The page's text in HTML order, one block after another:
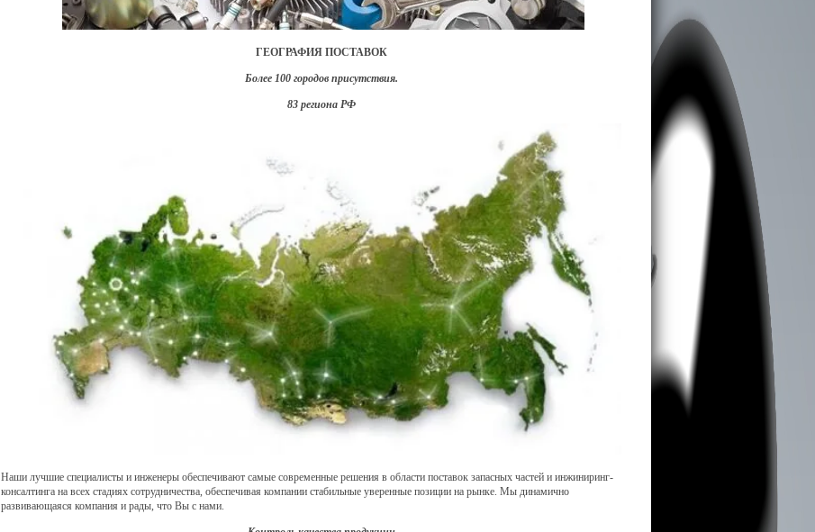
ГЕОГРАФИЯ ПОСТАВОК
Более 100 городов присутствия.
83 региона РФ
Наши лучшие специалисты и инженеры обеспечивают самые современные решения в области поставок запасных частей и инжиниринг-
консалтинга на всех стадиях сотрудничества, обеспечивая компании стабильные уверенные позиции на рынке. Мы динамично
развивающаяся компания и рады, что Вы с нами.